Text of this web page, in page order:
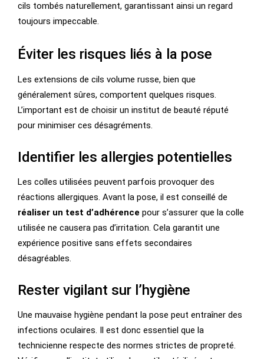
cils tombés naturellement, garantissant ainsi un regard
toujours impeccable.
Éviter les risques liés à la pose
Les extensions de cils volume russe, bien que
généralement sûres, comportent quelques risques.
L’important est de choisir un institut de beauté réputé
pour minimiser ces désagréments.
Identifier les allergies potentielles
Les colles utilisées peuvent parfois provoquer des
réactions allergiques. Avant la pose, il est conseillé de
réaliser un test d’adhérence pour s’assurer que la colle
utilisée ne causera pas d’irritation. Cela garantit une
expérience positive sans effets secondaires
désagréables.
Rester vigilant sur l’hygiène
Une mauvaise hygiène pendant la pose peut entraîner des
infections oculaires. Il est donc essentiel que la
technicienne respecte des normes strictes de propreté.